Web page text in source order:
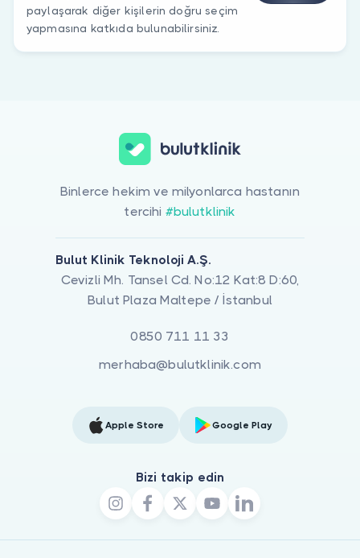
paylaşarak diğer kişilerin doğru seçim
yapmasına katkıda bulunabilirsiniz.
Binlerce hekim ve milyonlarca hastanın
tercihi #bulutklinik
Bulut Klinik Teknoloji A.Ş.
Cevizli Mh. Tansel Cd. No:12 Kat:8 D:60,
Bulut Plaza Maltepe / İstanbul
0850 711 11 33
merhaba@bulutklinik.com
Apple Store Google Play
Bizi takip edin